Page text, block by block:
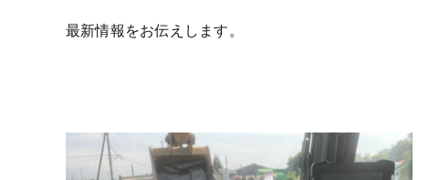
最新情報をお伝えします。